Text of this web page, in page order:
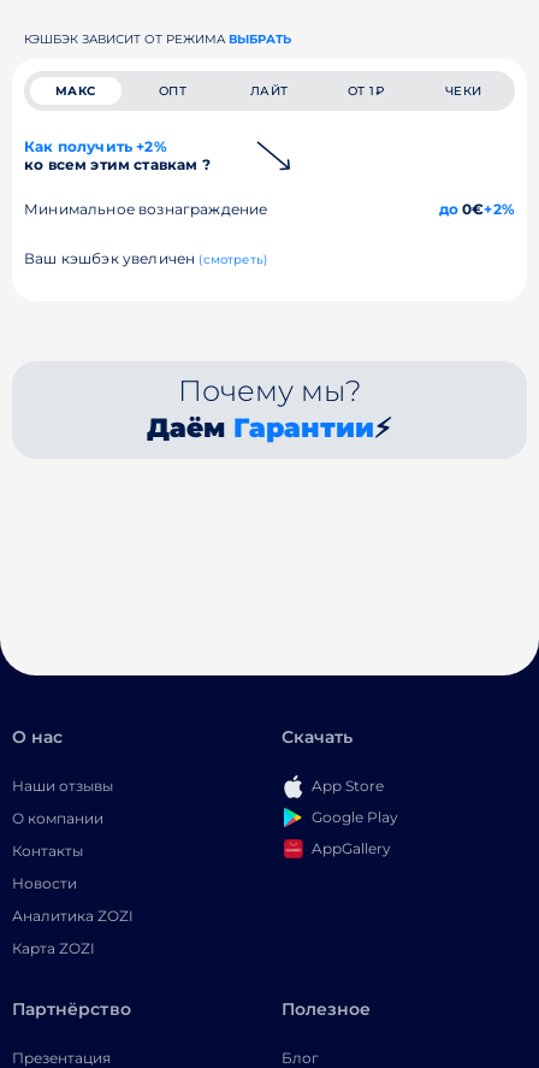
КЭШБЭК ЗАВИСИТ ОТ РЕЖИМА ВЫБРАТЬ
МАКС ОПТ ЛАЙТ ОТ 1₽ ЧЕКИ
Как получить +2%
ко всем этим ставкам ?
Минимальное вознаграждение до0€+2%
Ваш кэшбэк увеличен (смотреть)
Почему мы?
Даём Гарантии⚡
О нас
Наши отзывы
О компании
Контакты
Новости
Аналитика ZOZI
Карта ZOZI
Скачать
App Store
Google Play
AppGallery
Партнёрство
Презентация
Полезное
Блог